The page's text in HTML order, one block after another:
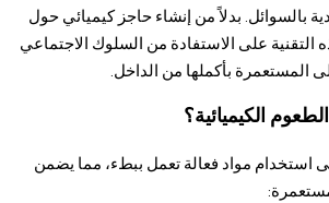
بالسوائل. بدلاً من إنشاء حاجز كيميائي حول
التقنية على الاستفادة من السلوك الاجتماعي
بأكملها من الداخل.
الكيميائية؟
استخدام مواد فعالة تعمل ببطء، مما يضمن